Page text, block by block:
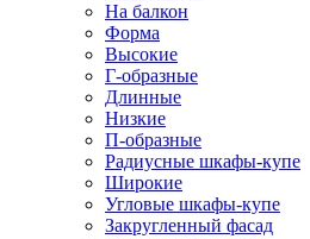
На балкон
Форма
Высокие
Г-образные
Длинные
Низкие
П-образные
Радиусные шкафы-купе
Широкие
Угловые шкафы-купе
Закругленный фасад